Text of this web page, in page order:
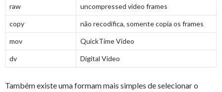
raw uncompressed video frames
copy não recodifica, somente copia os frames
mov QuickTime Video
dv Digital Video
Também existe uma formam mais simples de selecionar o